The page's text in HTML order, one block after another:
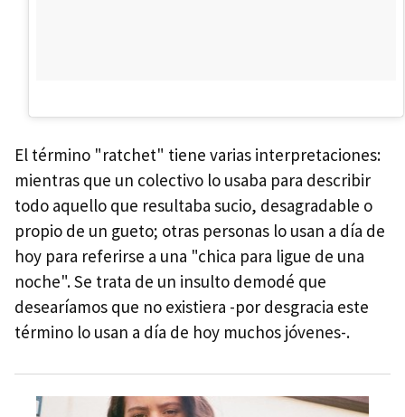
El término "ratchet" tiene varias interpretaciones:
mientras que un colectivo lo usaba para describir
todo aquello que resultaba sucio, desagradable o
propio de un gueto; otras personas lo usan a día de
hoy para referirse a una "chica para ligue de una
noche". Se trata de un insulto demodé que
desearíamos que no existiera -por desgracia este
término lo usan a día de hoy muchos jóvenes-.